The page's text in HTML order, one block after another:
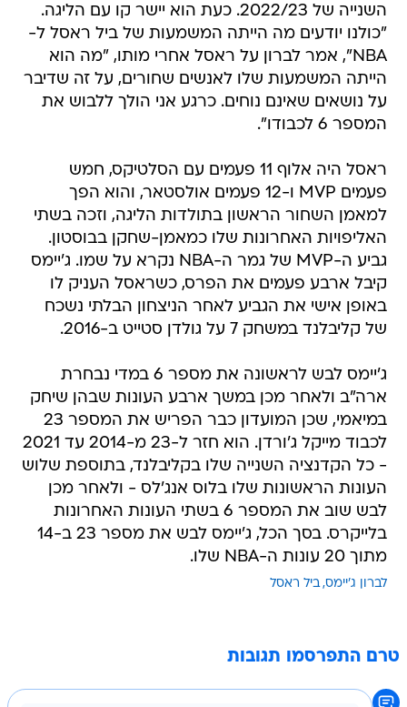
השנייה של 2022/23. כעת הוא יישר קו עם הליגה.
"כולנו יודעים מה הייתה המשמעות של ביל ראסל ל-
NBA", אמר לברון על ראסל אחרי מותו, "מה הוא
הייתה המשמעות שלו לאנשים שחורים, על זה שדיבר
על נושאים שאינם נוחים. כרגע אני הולך ללבוש את
המספר 6 לכבודו".
ראסל היה אלוף 11 פעמים עם הסלטיקס, חמש
פעמים MVP ו-12 פעמים אולסטאר, והוא הפך
למאמן השחור הראשון בתולדות הליגה, וזכה בשתי
האליפויות האחרונות שלו כמאמן-שחקן בבוסטון.
גביע ה-MVP של גמר ה-NBA נקרא על שמו. ג'יימס
קיבל ארבע פעמים את הפרס, כשראסל העניק לו
באופן אישי את הגביע לאחר הניצחון הבלתי נשכח
של קליבלנד במשחק 7 על גולדן סטייט ב-2016.
ג'יימס לבש לראשונה את מספר 6 במדי נבחרת
ארה"ב ולאחר מכן במשך ארבע העונות שבהן שיחק
במיאמי, שכן המועדון כבר הפריש את המספר 23
לכבוד מייקל ג'ורדן. הוא חזר ל-23 מ-2014 עד 2021
- כל הקדנציה השנייה שלו בקליבלנד, בתוספת שלוש
העונות הראשונות שלו בלוס אנג'לס - ולאחר מכן
לבש שוב את המספר 6 בשתי העונות האחרונות
בלייקרס. בסך הכל, ג'יימס לבש את מספר 23 ב-14
מתוך 20 עונות ה-NBA שלו.
לברון ג'יימס ביל ראסל
טרם התפרסמו תגובות